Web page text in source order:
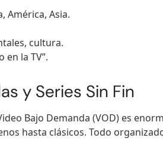
América, Asia.
cultura.
en la TV”.
y Series Sin Fin
Bajo Demanda (VOD) es
hasta clásicos. Todo